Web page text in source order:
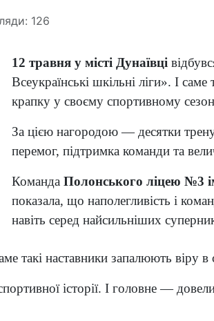
126
12 травня у місті Дунаївці
Всеукраїнські шкільні ліги». І
крапку у своєму спортивному
За цією нагородою — десятки
перемог, підтримка команди та
Команда Полонського ліцею №3
показала, що наполегливість і
навіть серед найсильніших
такі наставники запалюють віру в
історії. І головне —